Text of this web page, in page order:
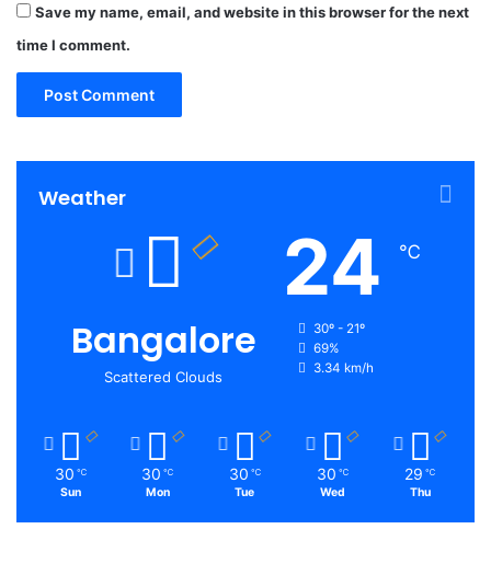
Save my name, email, and website in this browser for the next
time I comment.
Weather
Bangalore
Scattered Clouds
24 ℃
30º - 21º
69%
3.34 km/h
30 ℃
Sun
30 ℃
Mon
30 ℃
Tue
30 ℃
Wed
29 ℃
Thu